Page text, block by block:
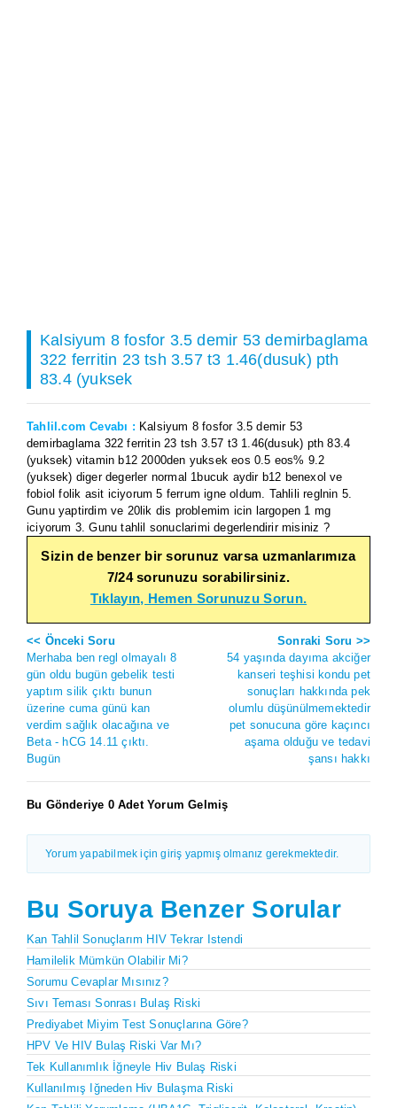
Kalsiyum 8 fosfor 3.5 demir 53 demirbaglama
322 ferritin 23 tsh 3.57 t3 1.46(dusuk) pth
83.4 (yuksek
Tahlil.com Cevabı : Kalsiyum 8 fosfor 3.5 demir 53
demirbaglama 322 ferritin 23 tsh 3.57 t3 1.46(dusuk) pth 83.4
(yuksek) vitamin b12 2000den yuksek eos 0.5 eos% 9.2
(yuksek) diger degerler normal 1bucuk aydir b12 benexol ve
fobiol folik asit iciyorum 5 ferrum igne oldum. Tahlili reglnin 5.
Gunu yaptirdim ve 20lik dis problemim icin largopen 1 mg
iciyorum 3. Gunu tahlil sonuclarimi degerlendirir misiniz ?
Sizin de benzer bir sorunuz varsa uzmanlarımıza
7/24 sorunuzu sorabilirsiniz.
Tıklayın, Hemen Sorunuzu Sorun.
<< Önceki Soru
Merhaba ben regl olmayalı 8
gün oldu bugün gebelik testi
yaptım silik çıktı bunun
üzerine cuma günü kan
verdim sağlık olacağına ve
Beta - hCG 14.11 çıktı.
Bugün
Sonraki Soru >>
54 yaşında dayıma akciğer
kanseri teşhisi kondu pet
sonuçları hakkında pek
olumlu düşünülmemektedir
pet sonucuna göre kaçıncı
aşama olduğu ve tedavi
şansı hakkı
Bu Gönderiye 0 Adet Yorum Gelmiş
Yorum yapabilmek için giriş yapmış olmanız gerekmektedir.
Bu Soruya Benzer Sorular
Kan Tahlil Sonuçlarım HIV Tekrar Istendi
Hamilelik Mümkün Olabilir Mi?
Sorumu Cevaplar Mısınız?
Sıvı Teması Sonrası Bulaş Riski
Prediyabet Miyim Test Sonuçlarına Göre?
HPV Ve HIV Bulaş Riski Var Mı?
Tek Kullanımlık İğneyle Hiv Bulaş Riski
Kullanılmış Iğneden Hiv Bulaşma Riski